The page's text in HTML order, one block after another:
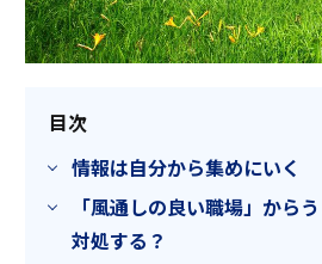
目次
情報は自分から集めにいく
「風通しの良い職場」から
対処する？